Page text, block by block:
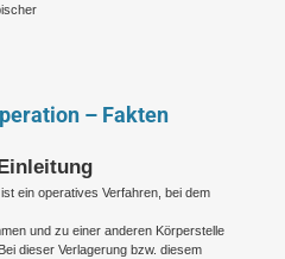
– Fakten
ist ein operatives Verfahren, bei dem
und zu einer anderen Körperstelle
dieser Verlagerung bzw. diesem